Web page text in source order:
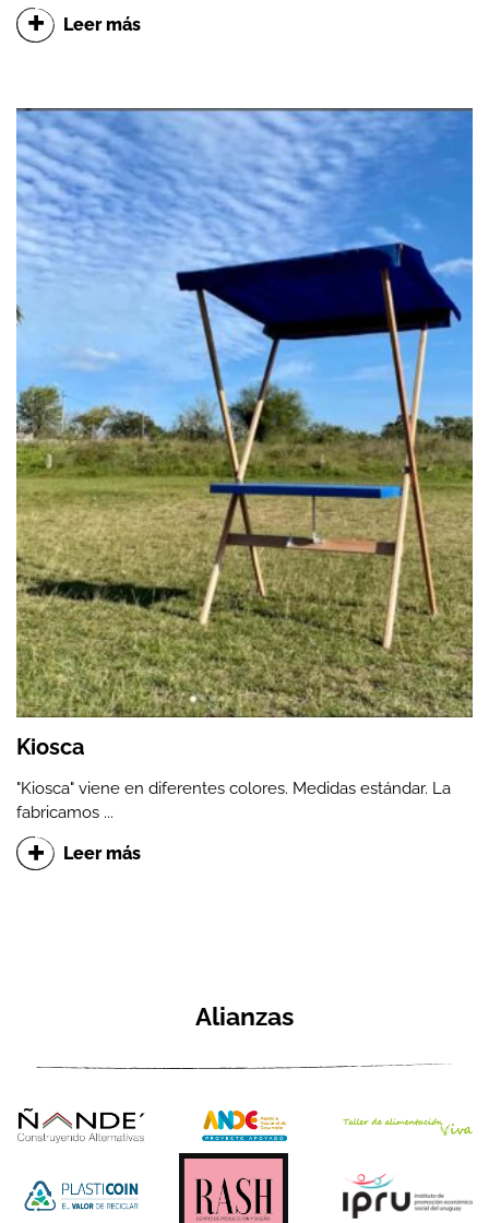
Leer más
Kiosca
"Kiosca" viene en diferentes colores. Medidas estándar. La
fabricamos ...
Leer más
Alianzas